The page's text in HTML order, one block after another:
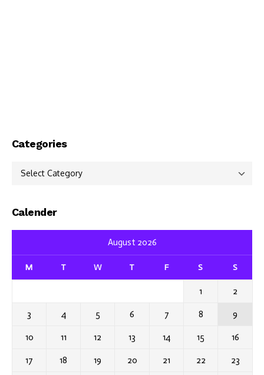
Categories
Categories
Calender
August 2026
M T W T F S S
1 2
3 4 5 6 7 8 9
10 11 12 13 14 15 16
17 18 19 20 21 22 23